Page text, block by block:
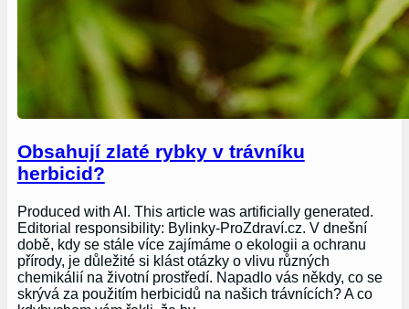
Obsahují zlaté rybky v trávníku
herbicid?
Produced with AI. This article was artificially generated.
Editorial responsibility: Bylinky-ProZdraví.cz. V dnešní
době, kdy se stále více zajímáme o ekologii a ochranu
přírody, je důležité si klást otázky o vlivu různých
chemikálií na životní prostředí. Napadlo vás někdy, co se
skrývá za použitím herbicidů na našich trávnících? A co